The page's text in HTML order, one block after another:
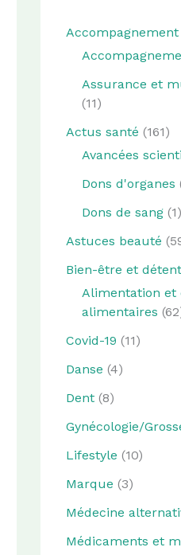
Accompagnement
Assurance et
(11)
Actus santé (161)
Avancées
Dons d'organes
Dons de sang (1)
Astuces beauté
Bien-être et
Alimentation et
alimentaires
Covid-19 (11)
Danse (4)
Dent (8)
Gynécologie/
Lifestyle (10)
Marque (3)
Médecine
Médicaments et